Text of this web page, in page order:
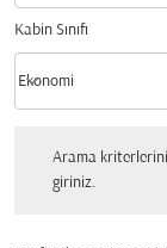
Kabin Sınıfı
Kabin Sınıfı option
Ekonomi
keyboard_arrow_down
Arama
giriniz.